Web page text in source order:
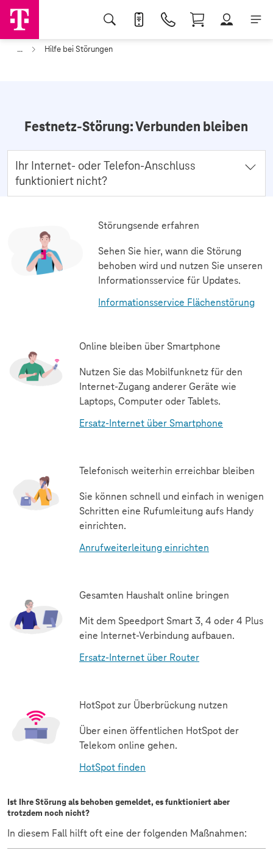
... Hilfe bei Störungen
Festnetz-Störung: Verbunden bleiben
Ihr Internet- oder Telefon-Anschluss
funktioniert nicht?
Einstellungen und Dienste nutzen, um weiter
verbunden zu sein.
Störungsende erfahren
Sehen Sie hier, wann die Störung
behoben wird und nutzen Sie unseren
Informationsservice für Updates.
Informationsservice Flächenstörung
Online bleiben über Smartphone
Nutzen Sie das Mobilfunknetz für den
Internet-Zugang anderer Geräte wie
Laptops, Computer oder Tablets.
Ersatz-Internet über Smartphone
Telefonisch weiterhin erreichbar bleiben
Sie können schnell und einfach in wenigen
Schritten eine Rufumleitung aufs Handy
einrichten.
Anrufweiterleitung einrichten
Gesamten Haushalt online bringen
Mit dem Speedport Smart 3, 4 oder 4 Plus
eine Internet-Verbindung aufbauen.
Ersatz-Internet über Router
HotSpot zur Überbrückung nutzen
Über einen öffentlichen HotSpot der
Telekom online gehen.
HotSpot finden
Ist Ihre Störung als behoben gemeldet, es funktioniert aber
trotzdem noch nicht?
In diesem Fall hilft oft eine der folgenden Maßnahmen: